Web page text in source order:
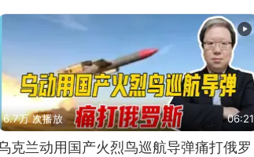
6.7万 次播放 06:21
克兰动用国产火烈鸟巡航导弹痛打俄罗